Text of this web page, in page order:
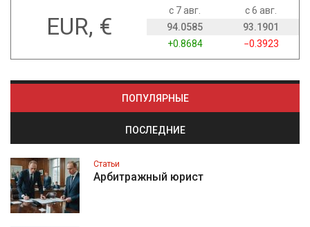
EUR, €
с 7 авг.
с 6 авг.
94.0585
93.1901
+0.8684
−0.3923
ПОПУЛЯРНЫЕ
ПОСЛЕДНИЕ
Статьи
Арбитражный юрист